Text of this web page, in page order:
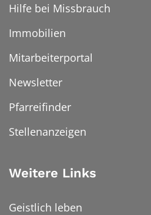
Hilfe bei Missbrauch
Immobilien
Mitarbeiterportal
Newsletter
Pfarreifinder
Stellenanzeigen
Weitere Links
Geistlich leben